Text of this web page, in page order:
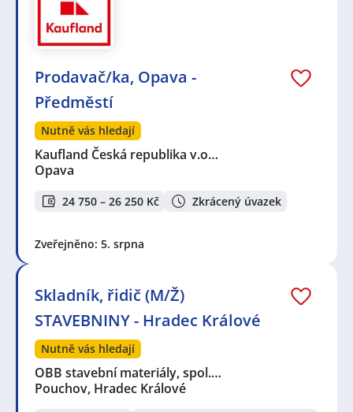
Prodavač/ka, Opava -
Předměstí
Nutně vás hledají
Kaufland Česká republika v.o…
Opava
24 750 – 26 250 Kč Zkrácený úvazek
Zveřejněno: 5. srpna
Skladník, řidič (M/Ž)
STAVEBNINY - Hradec Králové
Nutně vás hledají
OBB stavební materiály, spol.…
Pouchov, Hradec Králové